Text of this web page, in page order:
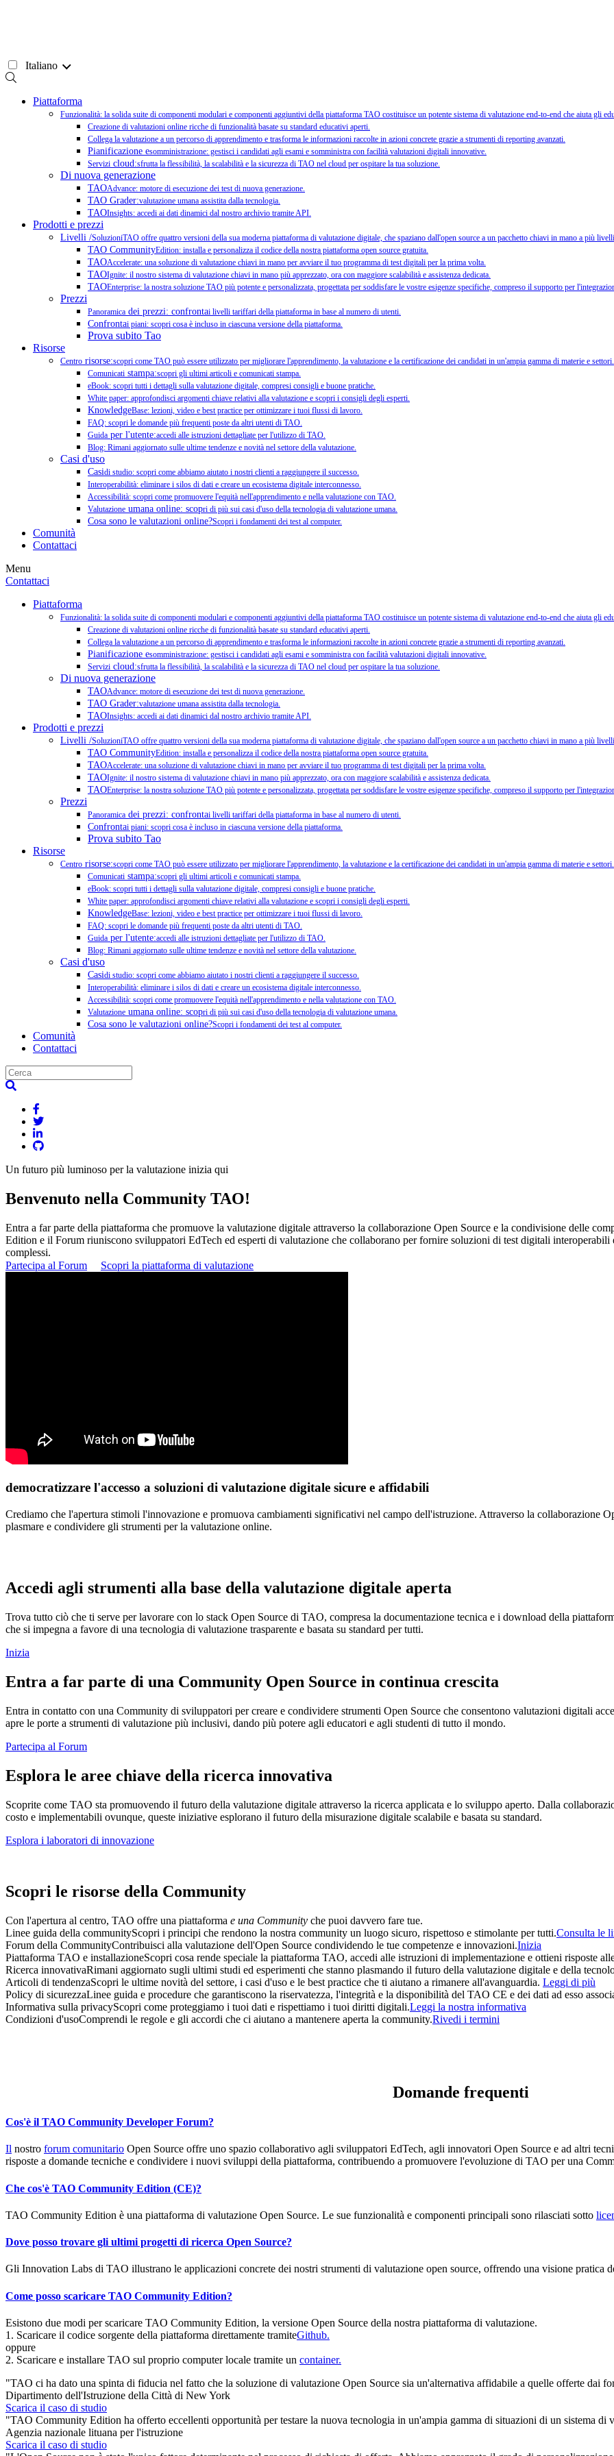
Italiano
Piattaforma
Funzionalità: la solida suite di componenti modulari e componenti aggiuntivi della piattaforma TAO costituisce un potente sistema di valutazione end-to-end che aiuta gli
Creazione di valutazioni online ricche di funzionalità basate su standard educativi aperti.
Collega la valutazione a un percorso di apprendimento e trasforma le informazioni raccolte in azioni concrete grazie a strumenti di reporting avanzati.
Pianificazione esomministrazione: gestisci i candidati agli esami e somministra con facilità valutazioni digitali innovative.
Servizi cloud:sfrutta la flessibilità, la scalabilità e la sicurezza di TAO nel cloud per ospitare la tua soluzione.
Di nuova generazione
TAOAdvance: motore di esecuzione dei test di nuova generazione.
TAO Grader:valutazione umana assistita dalla tecnologia.
TAOInsights: accedi ai dati dinamici dal nostro archivio tramite API.
Prodotti e prezzi
Livelli /SoluzioniTAO offre quattro versioni della sua moderna piattaforma di valutazione digitale, che spaziano dall'open source a un pacchetto chiavi in mano a più
TAO CommunityEdition: installa e personalizza il codice della nostra piattaforma open source gratuita.
TAOAccelerate: una soluzione di valutazione chiavi in mano per avviare il tuo programma di test digitali per la prima volta.
TAOIgnite: il nostro sistema di valutazione chiavi in mano più apprezzato, ora con maggiore scalabilità e assistenza dedicata.
TAOEnterprise: la nostra soluzione TAO più potente e personalizzata, progettata per soddisfare le vostre esigenze specifiche, compreso il supporto per
Prezzi
Panoramica dei prezzi: confrontai livelli tariffari della piattaforma in base al numero di utenti.
Confrontai piani: scopri cosa è incluso in ciascuna versione della piattaforma.
Prova subito Tao
Risorse
Centro risorse:scopri come TAO può essere utilizzato per migliorare l'apprendimento, la valutazione e la certificazione dei candidati in un'ampia gamma di materie e settori.
Comunicati stampa:scopri gli ultimi articoli e comunicati stampa.
eBook: scopri tutti i dettagli sulla valutazione digitale, compresi consigli e buone pratiche.
White paper: approfondisci argomenti chiave relativi alla valutazione e scopri i consigli degli esperti.
KnowledgeBase: lezioni, video e best practice per ottimizzare i tuoi flussi di lavoro.
FAQ: scopri le domande più frequenti poste da altri utenti di TAO.
Guida per l'utente:accedi alle istruzioni dettagliate per l'utilizzo di TAO.
Blog: Rimani aggiornato sulle ultime tendenze e novità nel settore della valutazione.
Casi d'uso
Casidi studio: scopri come abbiamo aiutato i nostri clienti a raggiungere il successo.
Interoperabilità: eliminare i silos di dati e creare un ecosistema digitale interconnesso.
Accessibilità: scopri come promuovere l'equità nell'apprendimento e nella valutazione con TAO.
Valutazione umana online: scopri di più sui casi d'uso della tecnologia di valutazione umana.
Cosa sono le valutazioni online?Scopri i fondamenti dei test al computer.
Comunità
Contattaci
Menu
Contattaci
Piattaforma
Funzionalità: la solida suite di componenti modulari e componenti aggiuntivi della piattaforma TAO costituisce un potente sistema di valutazione end-to-end che aiuta gli
Creazione di valutazioni online ricche di funzionalità basate su standard educativi aperti.
Collega la valutazione a un percorso di apprendimento e trasforma le informazioni raccolte in azioni concrete grazie a strumenti di reporting avanzati.
Pianificazione esomministrazione: gestisci i candidati agli esami e somministra con facilità valutazioni digitali innovative.
Servizi cloud:sfrutta la flessibilità, la scalabilità e la sicurezza di TAO nel cloud per ospitare la tua soluzione.
Di nuova generazione
TAOAdvance: motore di esecuzione dei test di nuova generazione.
TAO Grader:valutazione umana assistita dalla tecnologia.
TAOInsights: accedi ai dati dinamici dal nostro archivio tramite API.
Prodotti e prezzi
Livelli /SoluzioniTAO offre quattro versioni della sua moderna piattaforma di valutazione digitale, che spaziano dall'open source a un pacchetto chiavi in mano a più
TAO CommunityEdition: installa e personalizza il codice della nostra piattaforma open source gratuita.
TAOAccelerate: una soluzione di valutazione chiavi in mano per avviare il tuo programma di test digitali per la prima volta.
TAOIgnite: il nostro sistema di valutazione chiavi in mano più apprezzato, ora con maggiore scalabilità e assistenza dedicata.
TAOEnterprise: la nostra soluzione TAO più potente e personalizzata, progettata per soddisfare le vostre esigenze specifiche, compreso il supporto per
Prezzi
Panoramica dei prezzi: confrontai livelli tariffari della piattaforma in base al numero di utenti.
Confrontai piani: scopri cosa è incluso in ciascuna versione della piattaforma.
Prova subito Tao
Risorse
Centro risorse:scopri come TAO può essere utilizzato per migliorare l'apprendimento, la valutazione e la certificazione dei candidati in un'ampia gamma di materie e settori.
Comunicati stampa:scopri gli ultimi articoli e comunicati stampa.
eBook: scopri tutti i dettagli sulla valutazione digitale, compresi consigli e buone pratiche.
White paper: approfondisci argomenti chiave relativi alla valutazione e scopri i consigli degli esperti.
KnowledgeBase: lezioni, video e best practice per ottimizzare i tuoi flussi di lavoro.
FAQ: scopri le domande più frequenti poste da altri utenti di TAO.
Guida per l'utente:accedi alle istruzioni dettagliate per l'utilizzo di TAO.
Blog: Rimani aggiornato sulle ultime tendenze e novità nel settore della valutazione.
Casi d'uso
Casidi studio: scopri come abbiamo aiutato i nostri clienti a raggiungere il successo.
Interoperabilità: eliminare i silos di dati e creare un ecosistema digitale interconnesso.
Accessibilità: scopri come promuovere l'equità nell'apprendimento e nella valutazione con TAO.
Valutazione umana online: scopri di più sui casi d'uso della tecnologia di valutazione umana.
Cosa sono le valutazioni online?Scopri i fondamenti dei test al computer.
Comunità
Contattaci
Un futuro più luminoso per la valutazione inizia qui
Benvenuto nella Community TAO!
Entra a far parte della piattaforma che promuove la valutazione digitale attraverso la collaborazione Open Source e la condivisione delle
Edition e il Forum riuniscono sviluppatori EdTech ed esperti di valutazione che collaborano per fornire soluzioni di test digitali
complessi.
Partecipa al Forum
Scopri la piattaforma di valutazione
democratizzare l'accesso a soluzioni di valutazione digitale sicure e affidabili
Crediamo che l'apertura stimoli l'innovazione e promuova cambiamenti significativi nel campo dell'istruzione. Attraverso la collaborazione
plasmare e condividere gli strumenti per la valutazione online.
Accedi agli strumenti alla base della valutazione digitale aperta
Trova tutto ciò che ti serve per lavorare con lo stack Open Source di TAO, compresa la documentazione tecnica e i download della
che si impegna a favore di una tecnologia di valutazione trasparente e basata su standard per tutti.
Inizia
Entra a far parte di una Community Open Source in continua crescita
Entra in contatto con una Community di sviluppatori per creare e condividere strumenti Open Source che consentono valutazioni digitali
apre le porte a strumenti di valutazione più inclusivi, dando più potere agli educatori e agli studenti di tutto il mondo.
Partecipa al Forum
Esplora le aree chiave della ricerca innovativa
Scoprite come TAO sta promuovendo il futuro della valutazione digitale attraverso la ricerca applicata e lo sviluppo aperto. Dalla
costo e implementabili ovunque, queste iniziative esplorano il futuro della misurazione digitale scalabile e basata su standard.
Esplora i laboratori di innovazione
Scopri le risorse della Community
Con l'apertura al centro, TAO offre una piattaforma e una Community che puoi davvero fare tue.
Linee guida della communityScopri i principi che rendono la nostra community un luogo sicuro, rispettoso e stimolante per tutti.Consulta le
Forum della CommunityContribuisci alla valutazione dell'Open Source condividendo le tue competenze e innovazioni.Inizia
Piattaforma TAO e installazioneScopri cosa rende speciale la piattaforma TAO, accedi alle istruzioni di implementazione e ottieni risposte
Ricerca innovativaRimani aggiornato sugli ultimi studi ed esperimenti che stanno plasmando il futuro della valutazione digitale e della
Articoli di tendenzaScopri le ultime novità del settore, i casi d'uso e le best practice che ti aiutano a rimanere all'avanguardia. Leggi di più
Policy di sicurezzaLinee guida e procedure che garantiscono la riservatezza, l'integrità e la disponibilità del TAO CE e dei dati ad esso
Informativa sulla privacyScopri come proteggiamo i tuoi dati e rispettiamo i tuoi diritti digitali.Leggi la nostra informativa
Condizioni d'usoComprendi le regole e gli accordi che ci aiutano a mantenere aperta la community.Rivedi i termini
Domande frequenti
Cos'è il TAO Community Developer Forum?
Il nostro forum comunitario Open Source offre uno spazio collaborativo agli sviluppatori EdTech, agli innovatori Open Source e ad altri
risposte a domande tecniche e condividere i nuovi sviluppi della piattaforma, contribuendo a promuovere l'evoluzione di TAO per una
Che cos'è TAO Community Edition (CE)?
TAO Community Edition è una piattaforma di valutazione Open Source. Le sue funzionalità e componenti principali sono rilasciati sotto
Dove posso trovare gli ultimi progetti di ricerca Open Source?
Gli Innovation Labs di TAO illustrano le applicazioni concrete dei nostri strumenti di valutazione open source, offrendo una visione pratica
Come posso scaricare TAO Community Edition?
Esistono due modi per scaricare TAO Community Edition, la versione Open Source della nostra piattaforma di valutazione.
1. Scaricare il codice sorgente della piattaforma direttamente tramiteGithub.
oppure
2. Scaricare e installare TAO sul proprio computer locale tramite un container.
"TAO ci ha dato una spinta di fiducia nel fatto che la soluzione di valutazione Open Source sia un'alternativa affidabile a quelle offerte dai
Dipartimento dell'Istruzione della Città di New York
Scarica il caso di studio
"TAO Community Edition ha offerto eccellenti opportunità per testare la nuova tecnologia in un'ampia gamma di situazioni di un sistema di
Agenzia nazionale lituana per l'istruzione
Scarica il caso di studio